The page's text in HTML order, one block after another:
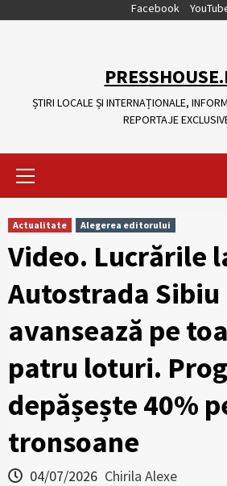
Facebook
ȘTIRI LOCALE ȘI INTERNAȚIONALE,
REPORTAJE
Actualitate Alegerea editorului
Video. Lucrările
Autostrada Sibiu
avansează pe
patru loturi.
depășește 40%
tronsoane
04/07/2026 Chirila Alexe